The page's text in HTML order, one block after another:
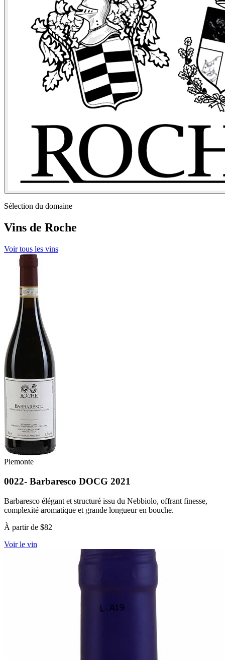
Sélection du domaine
Vins de Roche
Voir tous les vins
Piemonte
0022- Barbaresco DOCG 2021
Barbaresco élégant et structuré issu du Nebbiolo, offrant finesse,
complexité aromatique et grande longueur en bouche.
À partir de $82
Voir le vin